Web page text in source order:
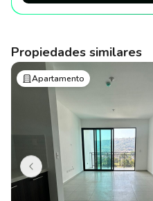
Propiedades similares
Apartamento